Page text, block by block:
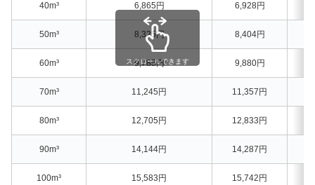
40m³ 6,865円 6,928円
50m³ 8,325円 8,404円
60m³ 9,785円 9,880円
70m³ 11,245円 11,357円
80m³ 12,705円 12,833円
90m³ 14,144円 14,287円
100m³ 15,583円 15,742円
スクロールできます